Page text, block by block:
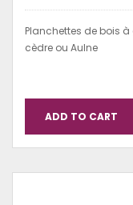
Planchettes de bois à
cèdre ou Aulne
ADD TO CART